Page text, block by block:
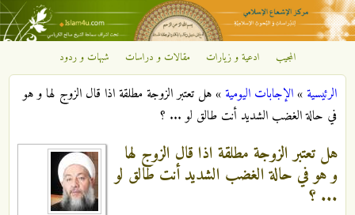
تجاوز إلى المحتوى الرئيسي
مركز
الإشعاع
الإسلامي
المجيب ادعية و زيارات مقالات و دراسات شبهات و ردود
أنت هنا
الرئيسية»الإجابات اليومية»هل تعتبر الزوجة مطلقة اذا قال الزوج لها و هو
في حالة الغضب الشديد أنت طالق لو ... ؟
هل تعتبر الزوجة مطلقة اذا قال الزوج لها
و هو في حالة الغضب الشديد أنت طالق لو
... ؟